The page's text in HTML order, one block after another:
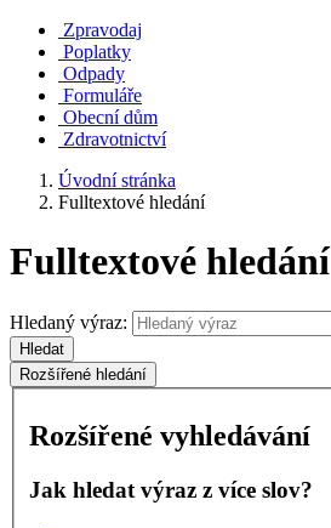
Zpravodaj
Poplatky
Odpady
Formuláře
Obecní dům
Zdravotnictví
Úvodní stránka
Fulltextové hledání
Fulltextové hledání
Hledaný výraz:
Hledat
Rozšířené hledání
Rozšířené vyhledávání
Jak hledat výraz z více slov?